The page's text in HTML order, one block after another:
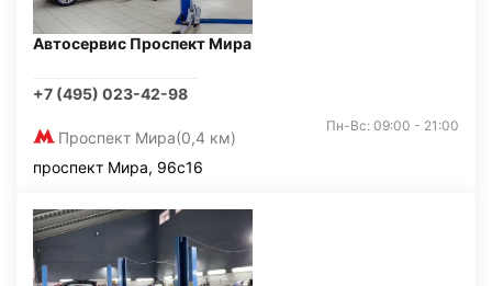
Автосервис Проспект Мира
+7 (495) 023-42-98
Проспект Мира(0,4 км)
Пн-Вс: 09:00 - 21:00
проспект Мира, 96с16